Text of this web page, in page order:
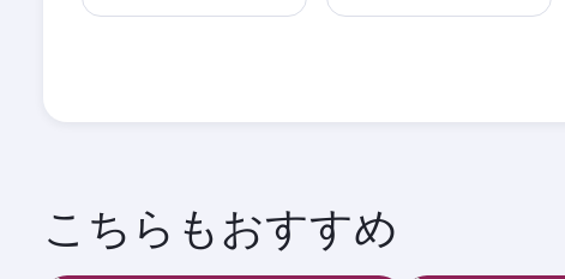
こちらもおすすめ